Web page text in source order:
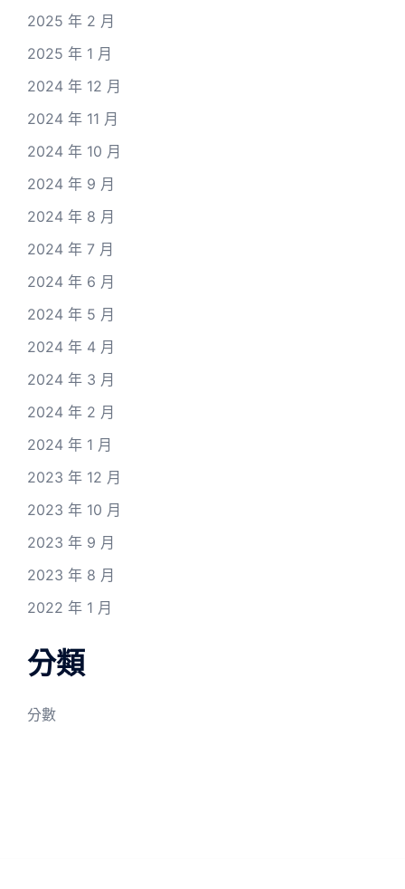
2025 年 2 月
2025 年 1 月
2024 年 12 月
2024 年 11 月
2024 年 10 月
2024 年 9 月
2024 年 8 月
2024 年 7 月
2024 年 6 月
2024 年 5 月
2024 年 4 月
2024 年 3 月
2024 年 2 月
2024 年 1 月
2023 年 12 月
2023 年 10 月
2023 年 9 月
2023 年 8 月
2022 年 1 月
分類
分數